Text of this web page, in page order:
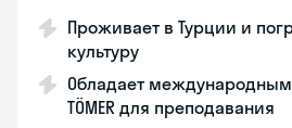
Проживает в Турции и
культуру
Обладает
TÖMER для преподавания